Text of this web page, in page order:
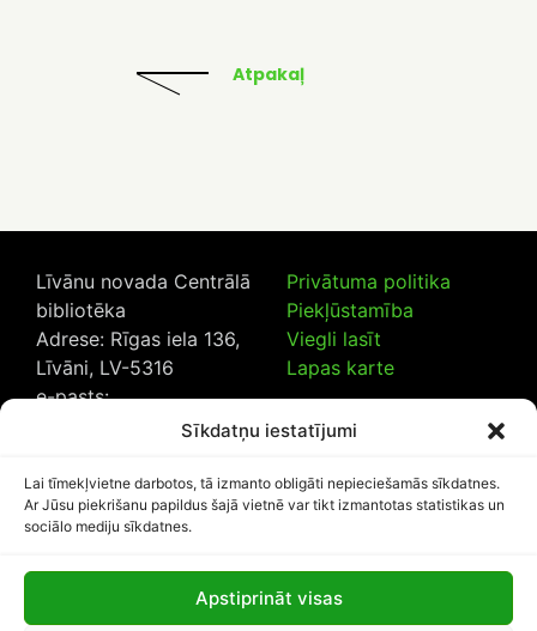
Sīkdatņu iestatījumi
Lai tīmekļvietne darbotos, tā izmanto obligāti nepieciešamās sīkdatnes.
Ar Jūsu piekrišanu papildus šajā vietnē var tikt izmantotas statistikas un
sociālo mediju sīkdatnes.
Apstiprināt visas
Atpakaļ
Līvānu novada Centrālā
bibliotēka
Adrese: Rīgas iela 136,
Līvāni, LV-5316
e-pasts:
20230925
Privātuma politika
Piekļūstamība
Viegli lasīt
Lapas karte
Lapas apmeklētāju skaits: